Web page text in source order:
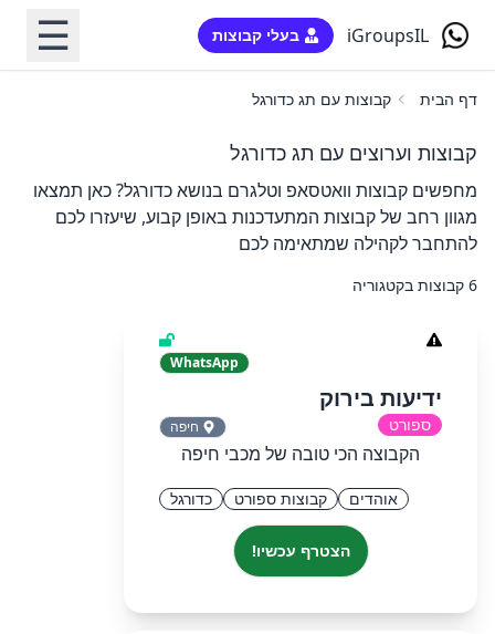
iGroupsIL בעלי קבוצות ☰
דף הבית קבוצות עם תג כדורגל
קבוצות וערוצים עם תג כדורגל
מחפשים קבוצות וואטסאפ וטלגרם בנושא כדורגל? כאן תמצאו
מגוון רחב של קבוצות המתעדכנות באופן קבוע, שיעזרו לכם
להתחבר לקהילה שמתאימה לכם
6 קבוצות בקטגוריה
WhatsApp
ידיעות בירוק
ספורט חיפה
הקבוצה הכי טובה של מכבי חיפה
אוהדים קבוצות ספורט כדורגל
הצטרף עכשיו!